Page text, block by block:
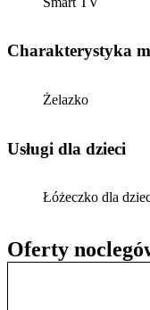
Oferty
Charakterystyka
Żelazko
usługi dla dzieci
Łóżeczko dla